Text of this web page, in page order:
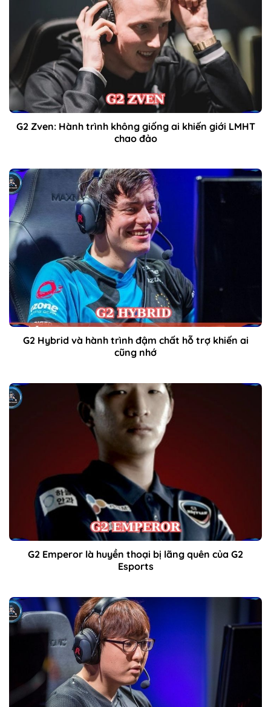
G2 Zven: Hành trình không giống ai khiến giới LMHT
chao đảo
G2 Hybrid và hành trình đậm chất hỗ trợ khiến ai
cũng nhớ
G2 Emperor là huyền thoại bị lãng quên của G2
Esports